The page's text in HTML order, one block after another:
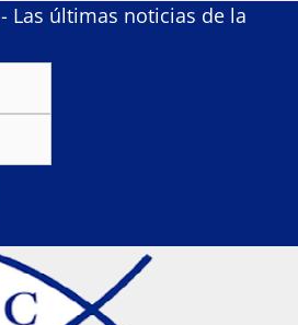
- Las últimas noticias de la